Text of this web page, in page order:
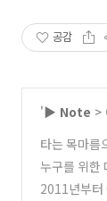
공감
'▶ Note >
타는 목마름
누구를 위한
수립은 건국
2011년부터